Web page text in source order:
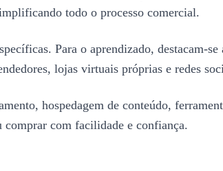
todo o processo comercial.
Para o aprendizado, destacam-
lojas virtuais próprias e redes
hospedagem de conteúdo,
comprar com facilidade e confiança.